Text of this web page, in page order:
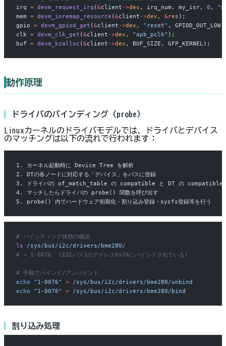
irq = devm_request_irq (&client ->dev , irq_num, my_isr, 0 ,
mem = devm_ioremap_resource (&client ->dev , &res );
gpio = devm_gpiod_get (&client ->dev , "reset" ,
clk = devm_clk_get (&client ->dev , "apb_pclk" );
buf = devm_kzalloc (&client ->dev , BUF_SIZE, GFP_KERNEL);
動作原理
ドライバのバインディング（probe）
Linuxカーネルのドライバモデルでは、ドライバとデバイス
のマッチングは以下の流れで行われます：
1. カーネル起動時に Device Tree を解析
2. DTの各ノードに対応する「デバイス」をバスに登録
3. ドライバの of_match_table の compatible と DT の compatible
4. マッチしたらドライバの probe() 関数を呼び出す
5. probe() 内でハードウェア初期化・割り込み登録・sysfs登録等を行う
# バインディング状態の確認
ls /sys/bus/i2c/drivers/bme280/
# → 1-0076  (I2Cバス1のアドレス0x76にバインドされている)
# 手動でバインド/アンバインド
echo "1-0076" > /sys/bus/i2c/drivers/bme280/unbind
echo "1-0076" > /sys/bus/i2c/drivers/bme280/bind
割り込み処理